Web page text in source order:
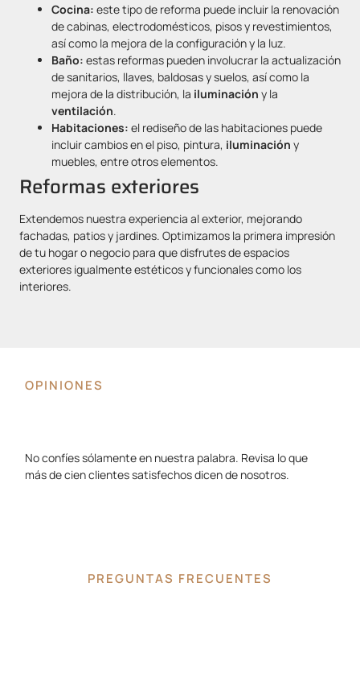
Cocina: este tipo de reforma puede incluir la renovación
de cabinas, electrodomésticos, pisos y revestimientos,
así como la mejora de la configuración y la luz.
Baño: estas reformas pueden involucrar la actualización
de sanitarios, llaves, baldosas y suelos, así como la
mejora de la distribución, la iluminación y la
ventilación.
Habitaciones: el rediseño de las habitaciones puede
incluir cambios en el piso, pintura, iluminación y
muebles, entre otros elementos.
Reformas exteriores
Extendemos nuestra experiencia al exterior, mejorando
fachadas, patios y jardines. Optimizamos la primera impresión
de tu hogar o negocio para que disfrutes de espacios
exteriores igualmente estéticos y funcionales como los
interiores.
OPINIONES
No confíes sólamente en nuestra palabra. Revisa lo que
más de cien clientes satisfechos dicen de nosotros.
PREGUNTAS FRECUENTES